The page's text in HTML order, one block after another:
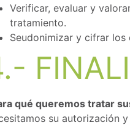
Verificar, evaluar y
tratamiento.
Seudonimizar y cifrar los
qué queremos tratar
su autorización